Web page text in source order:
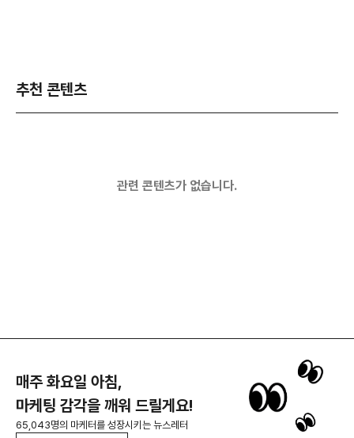
추천 콘텐츠
관련 콘텐츠가 없습니다.
매주 화요일 아침,
마케팅 감각을 깨워 드릴게요!
65,043명의 마케터를 성장시키는 뉴스레터